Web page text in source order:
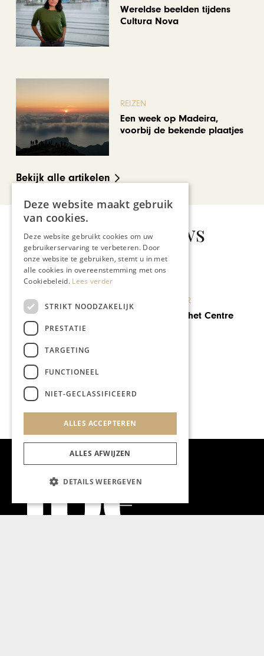
Wereldse beelden tijdens
Cultura Nova
REIZEN
Een week op Madeira,
voorbij de bekende plaatjes
Bekijk alle artikelen
Gerelateerd nieuws
in het Centre
Bassinario
Deze website maakt gebruik
van cookies.
Deze website gebruikt cookies om uw
gebruikerservaring te verbeteren. Door
onze website te gebruiken, stemt u in met
alle cookies in overeenstemming met ons
Cookiebeleid. Lees verder
STRIKT NOODZAKELIJK
PRESTATIE
TARGETING
FUNCTIONEEL
NIET-GECLASSIFICEERD
ALLES ACCEPTEREN
ALLES AFWIJZEN
DETAILS WEERGEVEN